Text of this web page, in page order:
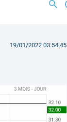
19/01/2022 03:54:45